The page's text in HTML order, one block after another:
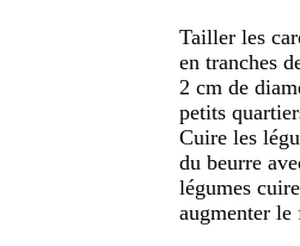
Tailler les
en tranches
2 cm de
petits
Cuire les
du beurre
légumes
augmenter le